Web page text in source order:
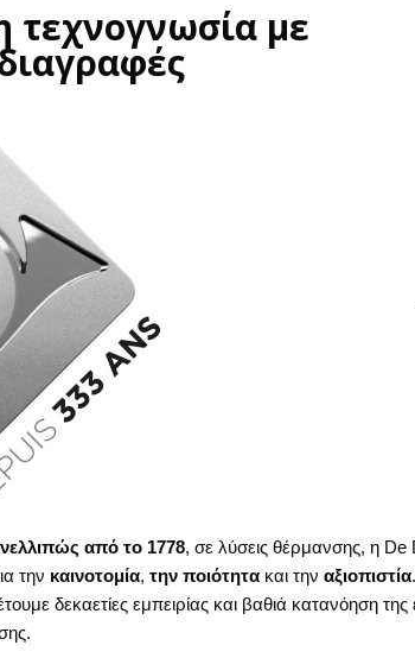
τεχνογνωσία με
από το 1778, σε λύσεις θέρμανσης, η De
την καινοτομία, την ποιότητακαι την αξιοπιστία
δεκαετίες εμπειρίας και βαθιά κατανόηση της